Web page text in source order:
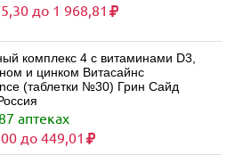
до 1 968,81
комплекс 4 с витаминами D3,
и цинком Витасайнс
(таблетки №30) Грин Сайд
аптеках
до 449,01